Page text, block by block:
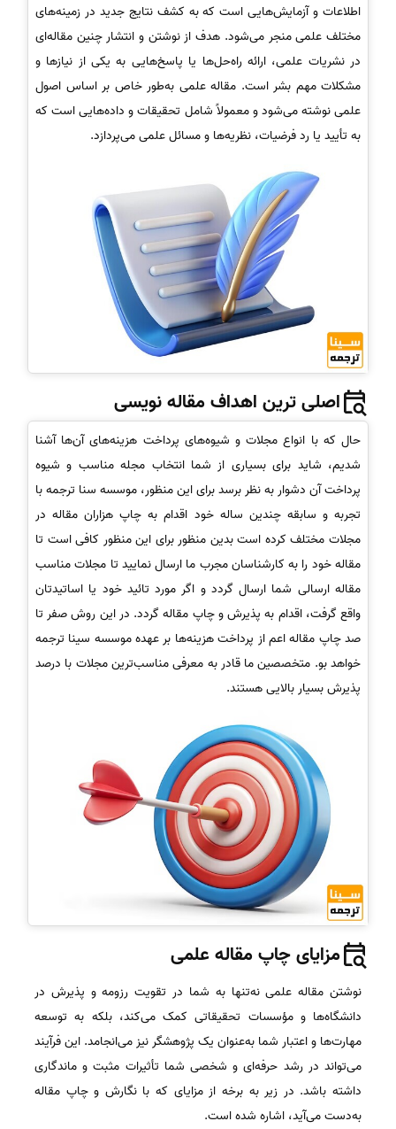
اطلاعات و آزمایش‌هایی است که به کشف نتایج جدید در زمینه‌های
مختلف علمی منجر می‌شود. هدف از نوشتن و انتشار چنین مقاله‌ای
در نشریات علمی، ارائه راه‌حل‌ها یا پاسخ‌هایی به یکی از نیازها و
مشکلات مهم بشر است. مقاله علمی به‌طور خاص بر اساس اصول
علمی نوشته می‌شود و معمولاً شامل تحقیقات و داده‌هایی است که
به تأیید یا رد فرضیات، نظریه‌ها و مسائل علمی می‌پردازد.
اصلی ترین اهداف مقاله نویسی
حال که با انواع مجلات و شیوه‌های پرداخت هزینه‌های آن‌ها آشنا
شدیم، شاید برای بسیاری از شما انتخاب مجله مناسب و شیوه
پرداخت آن دشوار به نظر برسد برای این منظور، موسسه سنا ترجمه با
تجربه و سابقه چندین ساله خود اقدام به چاپ هزاران مقاله در
مجلات مختلف کرده است بدین منظور برای این منظور کافی است تا
مقاله خود را به کارشناسان مجرب ما ارسال نمایید تا مجلات مناسب
مقاله ارسالی شما ارسال گردد و اگر مورد تائید خود یا اساتیدتان
واقع گرفت، اقدام به پذیرش و چاپ مقاله گردد. در این روش صفر تا
صد چاپ مقاله اعم از پرداخت هزینه‌ها بر عهده موسسه سینا ترجمه
خواهد بو. متخصصین ما قادر به معرفی مناسب‌ترین مجلات با درصد
پذیرش بسیار بالایی هستند.
مزایای چاپ مقاله علمی
نوشتن مقاله علمی نه‌تنها به شما در تقویت رزومه و پذیرش در
دانشگاه‌ها و مؤسسات تحقیقاتی کمک می‌کند، بلکه به توسعه
مهارت‌ها و اعتبار شما به‌عنوان یک پژوهشگر نیز می‌انجامد. این فرآیند
می‌تواند در رشد حرفه‌ای و شخصی شما تأثیرات مثبت و ماندگاری
داشته باشد. در زیر به برخه از مزایای که با نگارش و چاپ مقاله
به‌دست می‌آید، اشاره شده است.